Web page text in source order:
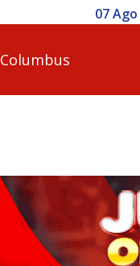
07 Ago 2026 / 14h00 -
Columbus